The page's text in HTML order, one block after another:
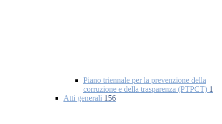
Piano triennale per la prevenzione della
corruzione e della trasparenza (PTPCT) 1
Atti generali 156